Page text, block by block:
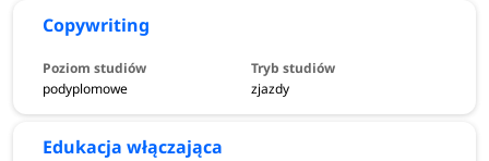
Copywriting
podyplomowe zjazdy
Edukacja włączająca